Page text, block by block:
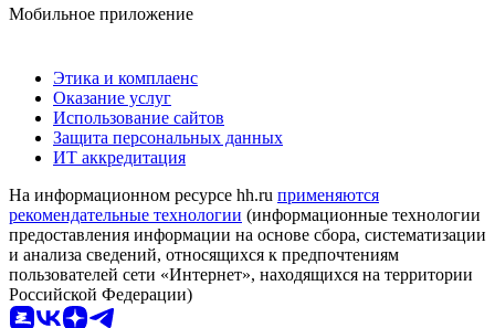
Мобильное приложение
Этика и комплаенс
Оказание услуг
Использование сайтов
Защита персональных данных
ИТ аккредитация
На информационном ресурсе hh.ru применяются
рекомендательные технологии (информационные технологии
предоставления информации на основе сбора, систематизации
и анализа сведений, относящихся к предпочтениям
пользователей сети «Интернет», находящихся на территории
Российской Федерации)